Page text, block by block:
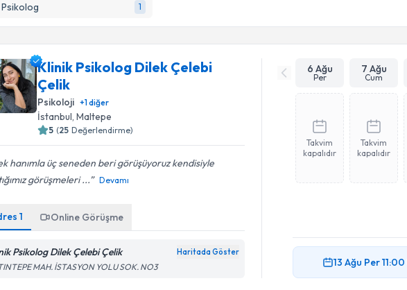
1
Klinik Psikolog Dilek Çelebi
Çelik
Psikoloji +1diğer
İstanbul, Maltepe
5 (25 Değerlendirme)
hanımla üç seneden beri görüşüyoruz kendisiyle
görüşmeleri ...
Devamı
1 Online Görüşme
Psikolog Dilek Çelebi Çelik Haritada Göster
MAH. İSTASYON YOLU SOK. NO3
6 Ağu
Per
7 Ağu
Cum
Takvim
kapalıdır
Takvim
kapalıdır
13 Ağu Per11:00
Randevu Takvimi Talebi